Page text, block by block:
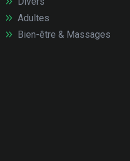
Adultes
Bien-être & Massages